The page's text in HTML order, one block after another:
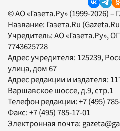
© АО «Газета.Ру» (1999-2026)
Название: Газета.Ru
Учредитель:АО «Газета.Ру»,
7743625728
Адрес учредителя: 125239,
улица, дом 67
Адрес редакции и издателя:
Варшавское шоссе, д.9, стр.1
Телефон редакции:+7 (495)
Факс:+7 (495) 785-17-01
Электронная почта: